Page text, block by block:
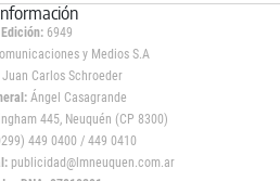
Edición: 6949
y Medios S.A
Juan Carlos Schroeder
Ángel Casagrande
445, Neuquén (CP 8300)
449 0400 / 449 0410
publicidad@lmneuquen.com.ar